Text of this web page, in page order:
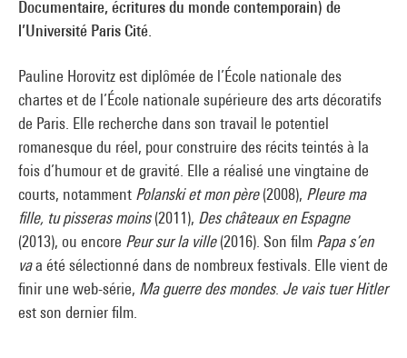
Documentaire, écritures du monde contemporain) de
l’Université Paris Cité.
Pauline Horovitz est diplômée de l’École nationale des
chartes et de l’École nationale supérieure des arts décoratifs
de Paris. Elle recherche dans son travail le potentiel
romanesque du réel, pour construire des récits teintés à la
fois d’humour et de gravité. Elle a réalisé une vingtaine de
courts, notamment Polanski et mon père(2008), Pleure ma
fille, tu pisseras moins(2011), Des châteaux en Espagne
(2013), ou encore Peur sur la ville(2016). Son film Papa s’en
vaa été sélectionné dans de nombreux festivals. Elle vient de
finir une web-série, Ma guerre des mondes. Je vais tuer Hitler
est son dernier film.